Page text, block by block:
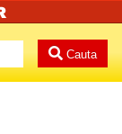
Cauta